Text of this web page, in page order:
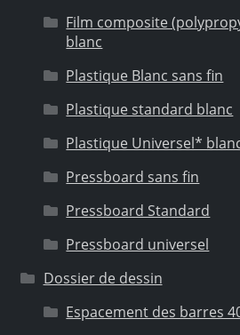
Film composite
blanc
Plastique Blanc sans fin
Plastique standard blanc
Plastique Universel*
Pressboard sans fin
Pressboard Standard
Pressboard universel
Dossier de dessin
Espacement des barres